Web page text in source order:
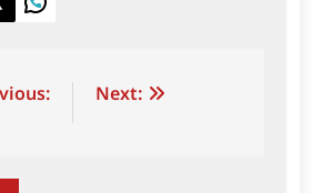
LinkedIn
Next: